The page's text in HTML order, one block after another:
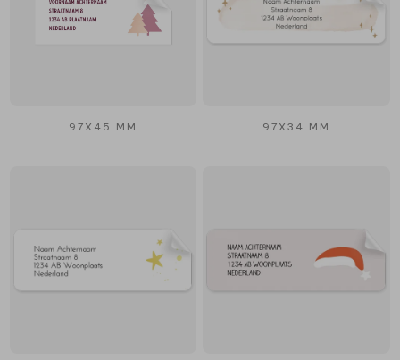
97X45 MM 97X34 MM